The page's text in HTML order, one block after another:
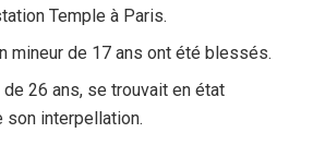
Temple à Paris.
mineur de 17 ans ont été blessés.
26 ans, se trouvait en état
son interpellation.